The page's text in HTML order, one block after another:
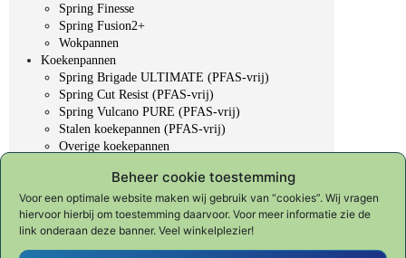
Beheer cookie toestemming
Voor een optimale website maken wij gebruik van “cookies”. Wij vragen
hiervoor hierbij om toestemming daarvoor. Voor meer informatie zie de
link onderaan deze banner. Veel winkelplezier!
Spring Finesse
Spring Fusion2+
Wokpannen
Koekenpannen
Spring Brigade ULTIMATE (PFAS-vrij)
Spring Cut Resist (PFAS-vrij)
Spring Vulcano PURE (PFAS-vrij)
Stalen koekepannen (PFAS-vrij)
Overige koekepannen
Slijpen & onderhoud
KYOTO "Forged in fire"
SHUN CLASSIC
SHUN PREMIER Tim Mälzer